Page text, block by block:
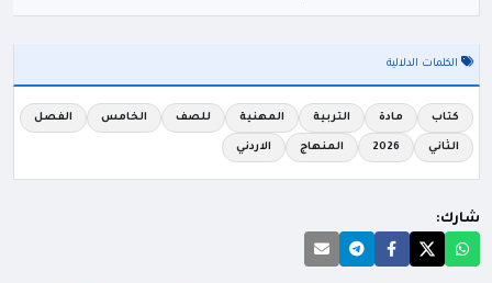
الكلمات الدلالية
كتاب مادة التربية المهنية للصف الخامس الفصل
الثاني 2026 المنهاج الاردني
شارك: